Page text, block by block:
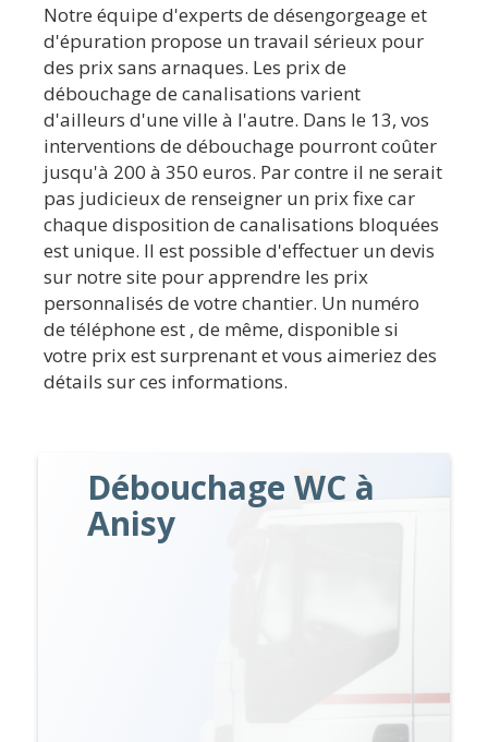
Notre équipe d'experts de désengorgeage et
d'épuration propose un travail sérieux pour
des prix sans arnaques. Les prix de
débouchage de canalisations varient
d'ailleurs d'une ville à l'autre. Dans le 13, vos
interventions de débouchage pourront coûter
jusqu'à 200 à 350 euros. Par contre il ne serait
pas judicieux de renseigner un prix fixe car
chaque disposition de canalisations bloquées
est unique. Il est possible d'effectuer un devis
sur notre site pour apprendre les prix
personnalisés de votre chantier. Un numéro
de téléphone est , de même, disponible si
votre prix est surprenant et vous aimeriez des
détails sur ces informations.
Débouchage WC à
Anisy